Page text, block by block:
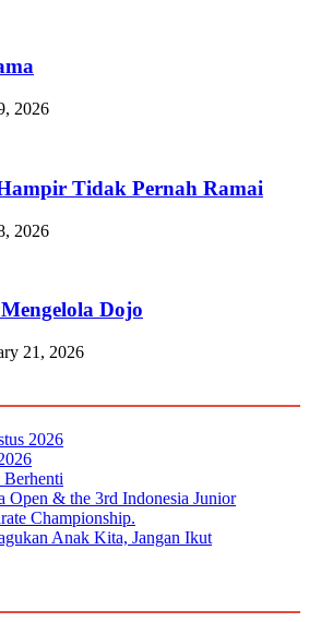
2026
Tidak Pernah Ramai
2026
Dojo
21, 2026
2026
Open & the 3rd Indonesia Junior
Championship.
Anak Kita, Jangan Ikut